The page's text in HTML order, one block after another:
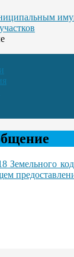
Земельного